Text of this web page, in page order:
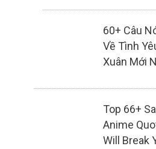
60+ Câu
Về Tình
Xuân Mới
Top 66+
Anime
Will Break